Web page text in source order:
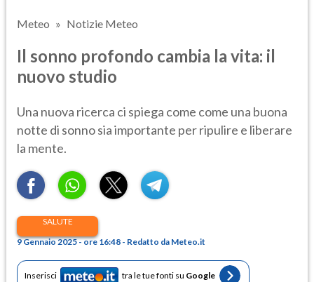
Meteo Notizie Meteo
Il sonno profondo cambia la vita: il
nuovo studio
Una nuova ricerca ci spiega come come una buona
notte di sonno sia importante per ripulire e liberare
la mente.
SALUTE
9 Gennaio 2025 - ore 16:48 - Redatto da Meteo.it
Inserisci tra le tue fonti su Google